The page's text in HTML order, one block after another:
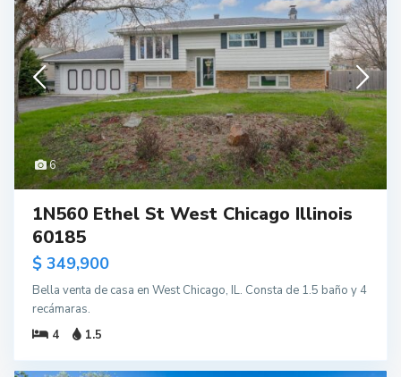
6
1N560 Ethel St West Chicago Illinois
60185
$ 349,900
Bella venta de casa en West Chicago, IL. Consta de 1.5 baño y 4
recámaras.
4
1.5